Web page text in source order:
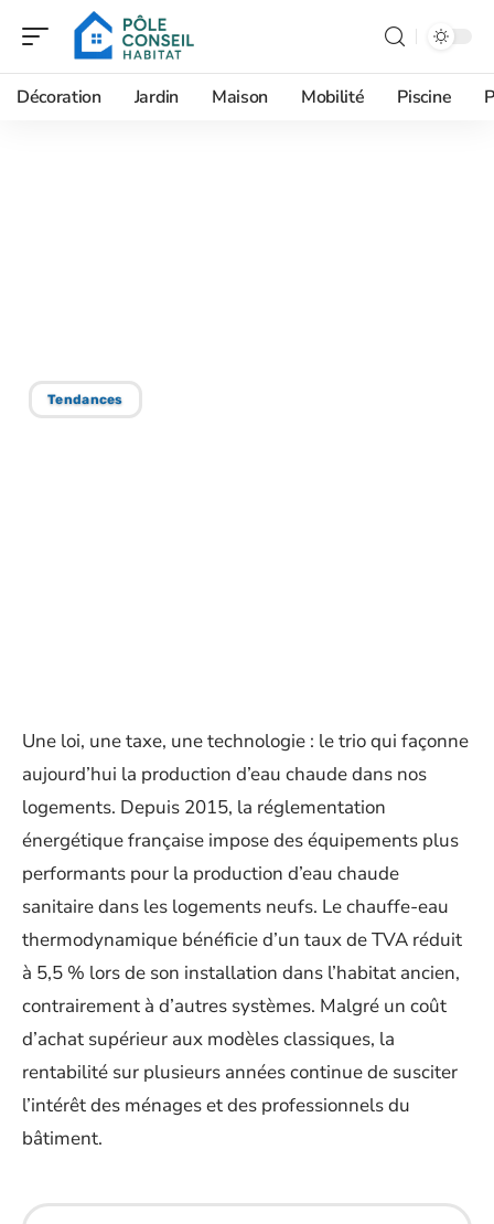
Décoration Jardin Maison Mobilité Piscine
Tendances
Une loi, une taxe, une technologie : le trio qui façonne
aujourd’hui la production d’eau chaude dans nos
logements. Depuis 2015, la réglementation
énergétique française impose des équipements plus
performants pour la production d’eau chaude
sanitaire dans les logements neufs. Le chauffe-eau
thermodynamique bénéficie d’un taux de TVA réduit
à 5,5 % lors de son installation dans l’habitat ancien,
contrairement à d’autres systèmes. Malgré un coût
d’achat supérieur aux modèles classiques, la
rentabilité sur plusieurs années continue de susciter
l’intérêt des ménages et des professionnels du
bâtiment.